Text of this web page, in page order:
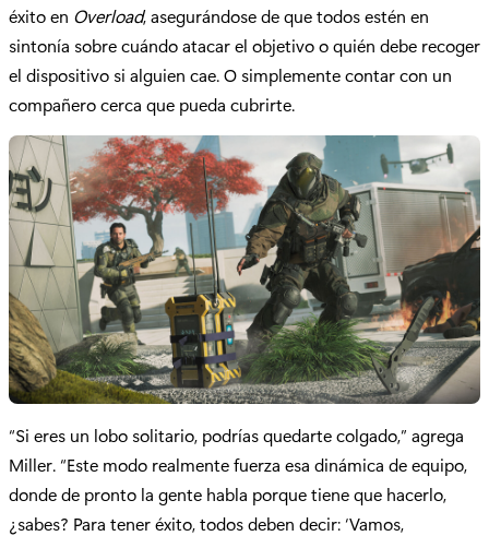
éxito en Overload, asegurándose de que todos estén en
sintonía sobre cuándo atacar el objetivo o quién debe recoger
el dispositivo si alguien cae. O simplemente contar con un
compañero cerca que pueda cubrirte.
“Si eres un lobo solitario, podrías quedarte colgado,” agrega
Miller. “Este modo realmente fuerza esa dinámica de equipo,
donde de pronto la gente habla porque tiene que hacerlo,
¿sabes? Para tener éxito, todos deben decir: ‘Vamos,